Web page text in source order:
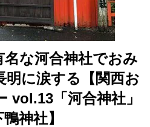
名な河合神社でおみ
明に涙する【関西お
vol.13「河合神社」
神社】